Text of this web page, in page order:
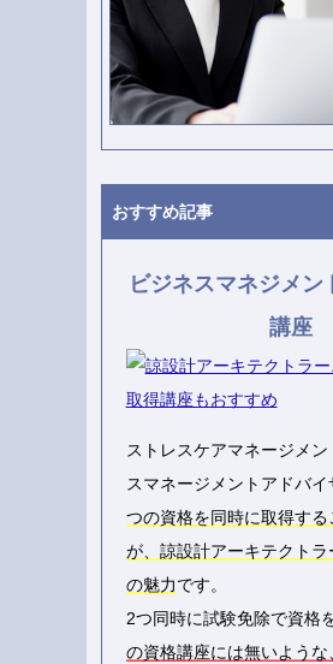
おすすめ記事
ビジネスマネジメン
講座
ストレスケアマネージメ
スマネージメントアドバイ
つの資格を同時に取得す
が、諒設計アーキテクト
の魅力です。
2つ同時に試験免除で資格
の資格講座には無いような